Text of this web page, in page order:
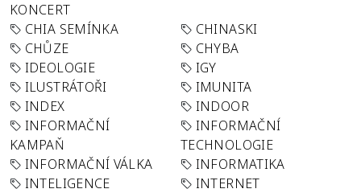
KONCERT
CHIA SEMÍNKA
CHINASKI
CHŮZE
CHYBA
IDEOLOGIE
IGY
ILUSTRÁTOŘI
IMUNITA
INDEX
INDOOR
INFORMAČNÍ
KAMPAŇ
INFORMAČNÍ
TECHNOLOGIE
INFORMAČNÍ VÁLKA
INFORMATIKA
INTELIGENCE
INTERNET